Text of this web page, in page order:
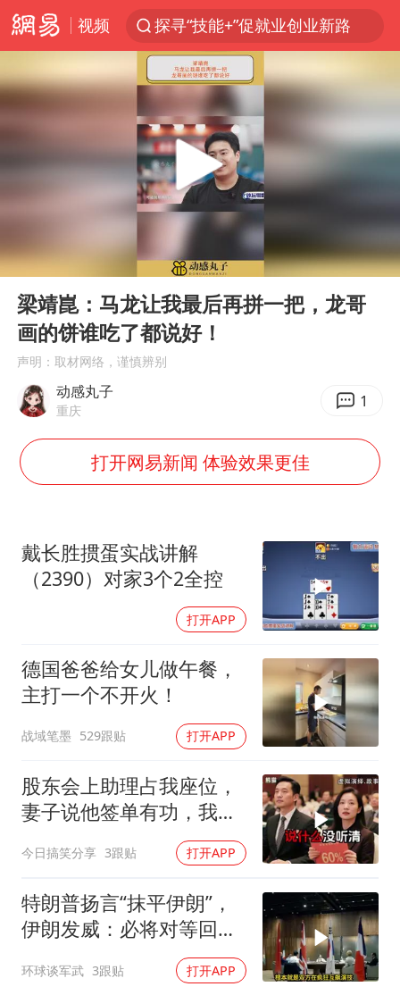
视频
探寻“技能+”促就业创业新路
美国退回1000亿美元关税
38岁山东财大教授刘海明逝世
李亚鹏向地铁吐血女孩捐99999元
河南试行周五下午弹性离岗
“天津之眼”摩天轮附近2人落水
沙特否认与胡塞武装举行会谈
如何把百年大党建设得更加坚强有力
41岁女子为鼓励女儿考上985研究生
香港殿堂级填词人黎彼得因病离世 终年76岁
弹药库存告急 美军补货难
Play
00:00 01:19
梁靖崑：马龙让我最后再拼一把，龙哥
画的饼谁吃了都说好！
声明：取材网络，谨慎辨别
动感丸子
重庆 1
打开网易新闻 体验效果更佳
戴长胜掼蛋实战讲解
（2390）对家3个2全控
打开APP
德国爸爸给女儿做午餐，
主打一个不开火！
战域笔墨 529跟贴 打开APP
股东会上助理占我座位，
妻子说他签单有功，我抛
售60%股份：董事长也让
给他当
今日搞笑分享 3跟贴 打开APP
特朗普扬言“抹平伊朗”，
伊朗发威：必将对等回
环球谈军武 3跟贴 打开APP